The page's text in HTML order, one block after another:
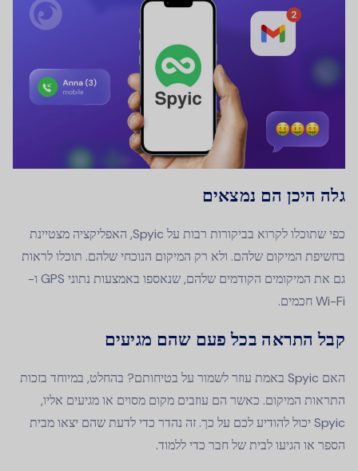
גלה היכן הם נמצאים
כפי שתוכלו לקרוא בביקורות רבות על Spyic, האפליקציה מצטיינת
בחשיפת המיקום שלהם. ולא רק המיקום הנוכחי שלהם. תוכלו לראות
גם את המיקומים הקודמים שלהם, שנאספו באמצעות נתוני GPS ו-
Wi-Fi חכמים.
קבל התראה בכל פעם שהם מגיעים
האם Spyic באמת עוזר לשמור על בטיחותם? בהחלט, במיוחד בזכות
התראות המיקום. כאשר הם עוזבים מקום מסוים או מגיעים אליו,
Spyic יכול להודיע לכם על כך. זה נהדר כדי לדעת שהם יצאו מבית
הספר או הגיעו לבית של חבר כדי ללמוד.